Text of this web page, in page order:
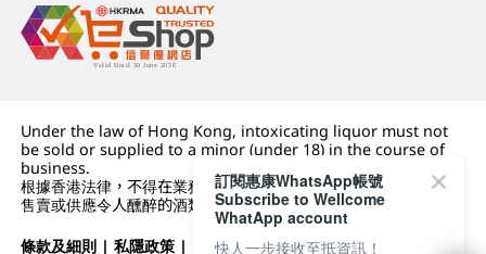
Under the law of Hong Kong, intoxicating liquor must not
be sold or supplied to a minor (under 18) in the course of
business.
根據香港法律，不得在業務過程中，向未成年人 (18 歲以下人士)
售賣或供應令人醺醉的酒類。
條款及細則 |私隱政策 | DFI零售集團
訂閱惠康WhatsApp帳號
Subscribe to Wellcome
WhatApp account
快人一步接收至抵資訊！